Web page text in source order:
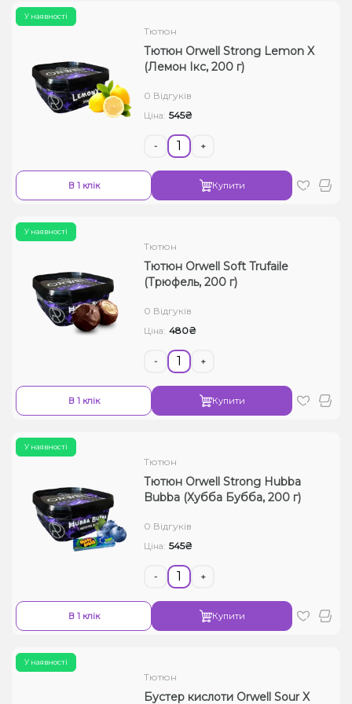
У наявності
Тютюн
Тютюн Orwell Strong Lemon X
(Лемон Ікс, 200 г)
0 Відгуків
Ціна: 545₴
- +
В 1 клік Купити
У наявності
Тютюн
Тютюн Orwell Soft Trufaile
(Трюфель, 200 г)
0 Відгуків
Ціна: 480₴
- +
В 1 клік Купити
У наявності
Тютюн
Тютюн Orwell Strong Hubba
Bubba (Хубба Бубба, 200 г)
0 Відгуків
Ціна: 545₴
- +
В 1 клік Купити
У наявності
Тютюн
Бустер кислоти Orwell Sour X